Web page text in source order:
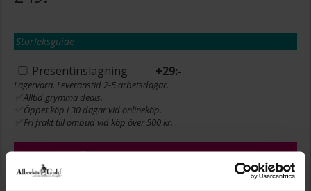
Storleksguide
Presentinslagning +29:-
Lagervara. Leveranstid 2-5 arbetsdagar.
✅ Alltid grymma deals.
✅ Öppet köp i 30 dagar vid onlineköp.
✅ Fri frakt till ombud vid köp över 500 kr.
LÄGG I VARUKORGEN